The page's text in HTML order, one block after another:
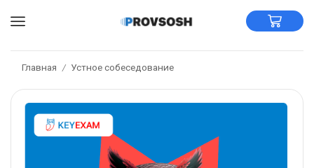
Главная / Устное собеседование